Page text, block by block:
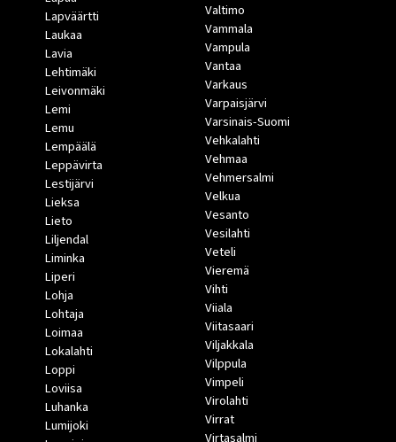
Lapväärtti
Laukaa
Lavia
Lehtimäki
Leivonmäki
Lemi
Lemu
Lempäälä
Leppävirta
Lestijärvi
Lieksa
Lieto
Liljendal
Liminka
Liperi
Lohja
Lohtaja
Loimaa
Lokalahti
Loppi
Loviisa
Luhanka
Lumijoki
Valtimo
Vammala
Vampula
Vantaa
Varkaus
Varpaisjärvi
Varsinais-Suomi
Vehkalahti
Vehmaa
Vehmersalmi
Velkua
Vesanto
Vesilahti
Veteli
Vieremä
Vihti
Viiala
Viitasaari
Viljakkala
Vilppula
Vimpeli
Virolahti
Virrat
Virtasalmi